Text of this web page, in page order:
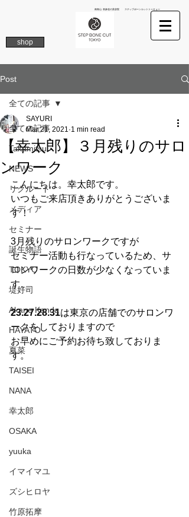
南青山 表参道の美容院 ステップボーンカットトーキョー
shop
Post
全ての記事
Takamitsu
NEWS
リクルート
メディア
セミナー
誕生物語
TOKYO
堤好司
Akane Kanda
HAYATO
夏菜
TAISEI
NANA
幸太郎
OSAKA
yuuka
イマイマユ
ズシヒロヤ
竹原拓摩
全ての記事
【幸太郎】３月残りのサロ
ンワーク
SAYURI
Mar 21, 2021 1 min read
こんにちは。幸太郎です。
いつもご来店頂きありがとうございま
す！
3月残りのサロンワークですが
セミナー活動も行なっているため、サ
ロンワークの日数が少なくなっていま
す。
23.27.28.31は東京の店舗でのサロンワ
ークをしておりますので
お早めにご予約お待ち致しておりま
す。